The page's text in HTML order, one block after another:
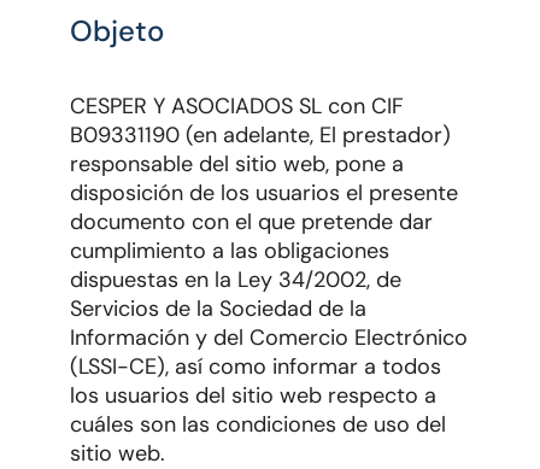
Objeto
CESPER Y ASOCIADOS SL con CIF
B09331190 (en adelante, El prestador)
responsable del sitio web, pone a
disposición de los usuarios el presente
documento con el que pretende dar
cumplimiento a las obligaciones
dispuestas en la Ley 34/2002, de
Servicios de la Sociedad de la
Información y del Comercio Electrónico
(LSSI-CE), así como informar a todos
los usuarios del sitio web respecto a
cuáles son las condiciones de uso del
sitio web.